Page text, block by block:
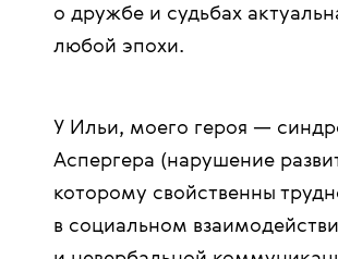
о дружбе и судьбах
любой эпохи.
У Ильи, моего героя —
Аспергера (нарушение
которому свойственны
в социальном